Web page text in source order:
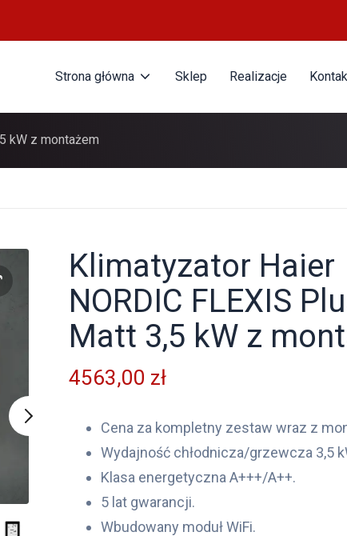
Strona główna Sklep Realizacje
kW z montażem
Klimatyzator Haier
NORDIC FLEXIS
Matt 3,5 kW z
4563,00 zł
Cena za kompletny zestaw wraz z
Wydajność chłodnicza/grzewcza 3,5
Klasa energetyczna A+++/A++.
5 lat gwarancji.
Wbudowany moduł WiFi.